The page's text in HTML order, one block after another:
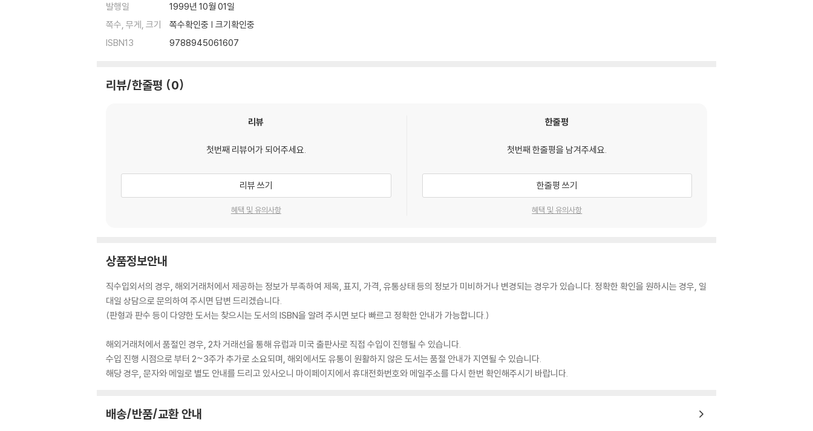
발행일
1999년 10월 01일
쪽수, 무게, 크기
쪽수확인중 | 크기확인중
ISBN13
9788945061607
리뷰/한줄평 0
리뷰
첫번째 리뷰어가 되어주세요.
리뷰 쓰기
혜택 및 유의사항
한줄평
첫번째 한줄평을 남겨주세요.
한줄평 쓰기
혜택 및 유의사항
상품정보안내
직수입외서의 경우, 해외거래처에서 제공하는 정보가 부족하여 제목, 표지, 가격, 유통상태 등의 정보가 미비하거나 변경되는 경우가 있습니다. 정확한 확인을 원하시는 경우, 일
대일 상담으로 문의하여 주시면 답변 드리겠습니다.
(판형과 판수 등이 다양한 도서는 찾으시는 도서의 ISBN을 알려 주시면 보다 빠르고 정확한 안내가 가능합니다.)
해외거래처에서 품절인 경우, 2차 거래선을 통해 유럽과 미국 출판사로 직접 수입이 진행될 수 있습니다.
수입 진행 시점으로 부터 2~3주가 추가로 소요되며, 해외에서도 유통이 원활하지 않은 도서는 품절 안내가 지연될 수 있습니다.
해당 경우, 문자와 메일로 별도 안내를 드리고 있사오니 마이페이지에서 휴대전화번호와 메일주소를 다시 한번 확인해주시기 바랍니다.
배송/반품/교환 안내